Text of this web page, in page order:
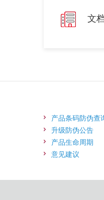
文
产品条码防伪查
升级防伪公告
产品生命周期
意见建议